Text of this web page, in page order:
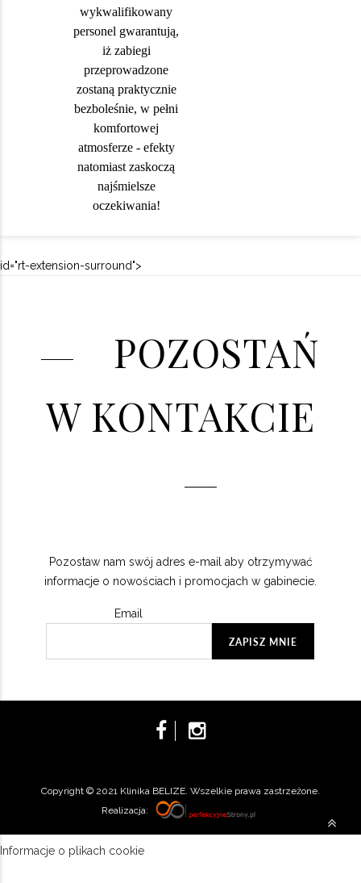
wykwalifikowany
personel gwarantują,
iż zabiegi
przeprowadzone
zostaną praktycznie
bezboleśnie, w pełni
komfortowej
atmosferze - efekty
natomiast zaskoczą
najśmielsze
oczekiwania!
id="rt-extension-surround">
POZOSTAŃ
W KONTAKCIE
Pozostaw nam swój adres e-mail aby otrzymywać
informacje o nowościach i promocjach w gabinecie.
Email
Copyright © 2021 Klinika BELIZE. Wszelkie prawa zastrzeżone.
Realizacja:
Informacje o plikach cookie